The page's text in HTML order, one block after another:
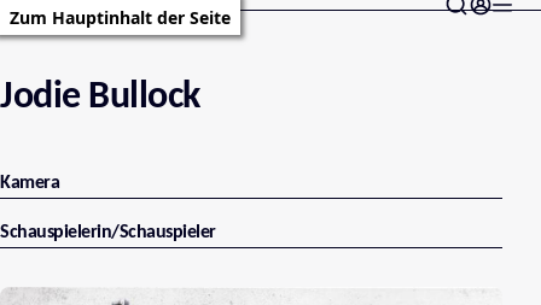
Zum Hauptinhalt der Seite
Jodie Bullock
Kamera
Schauspielerin/Schauspieler